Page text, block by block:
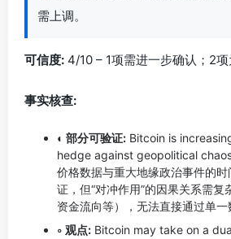
需上调。
可信度: 4/10 – 1项需进一步确认；2
事实核查:
◐ 部分可验证: Bitcoin is
hedge against geopolitical
价格数据与重大地缘政治事件的
证，但“对冲作用”的因果关系需复
资金流向等），无法直接通过单
◦ 观点: Bitcoin may take on a